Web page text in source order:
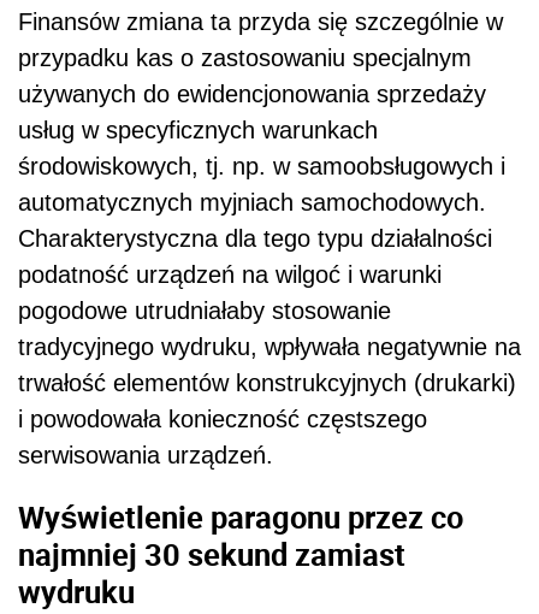
Finansów zmiana ta przyda się szczególnie w
przypadku kas o zastosowaniu specjalnym
używanych do ewidencjonowania sprzedaży
usług w specyficznych warunkach
środowiskowych, tj. np. w samoobsługowych i
automatycznych myjniach samochodowych.
Charakterystyczna dla tego typu działalności
podatność urządzeń na wilgoć i warunki
pogodowe utrudniałaby stosowanie
tradycyjnego wydruku, wpływała negatywnie na
trwałość elementów konstrukcyjnych (drukarki)
i powodowała konieczność częstszego
serwisowania urządzeń.
Wyświetlenie paragonu przez co
najmniej 30 sekund zamiast
wydruku